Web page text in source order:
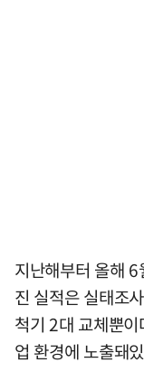
지난해부터 올해
진 실적은 실태조
척기 2대 교체뿐
업 환경에 노출돼